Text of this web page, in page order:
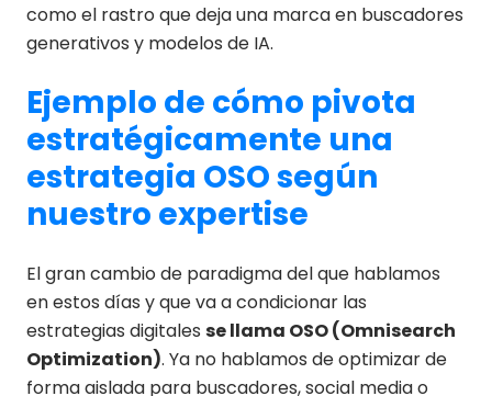
como el rastro que deja una marca en buscadores
generativos y modelos de IA.
Ejemplo de cómo pivota
estratégicamente una
estrategia OSO según
nuestro expertise
El gran cambio de paradigma del que hablamos
en estos días y que va a condicionar las
estrategias digitales se llama OSO (Omnisearch
Optimization). Ya no hablamos de optimizar de
forma aislada para buscadores, social media o